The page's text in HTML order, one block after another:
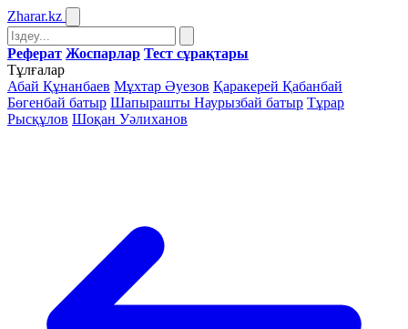
Zharar.kz
Реферат Жоспарлар Тест сұрақтары
Тұлғалар
Абай Құнанбаев Мұхтар Әуезов Қаракерей Қабанбай
Бөгенбай батыр Шапырашты Наурызбай батыр Тұрар
Рысқұлов Шоқан Уәлиханов